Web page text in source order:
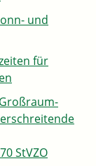
und
für
StVZO